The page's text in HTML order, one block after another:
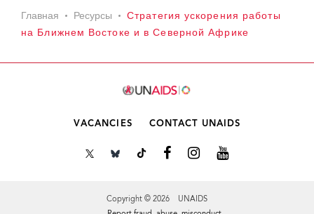
Главная Ресурсы
Стратегия ускорения работы
на Ближнем Востоке и в Северной Африке
VACANCIES CONTACT UNAIDS
Copyright © 2026 UNAIDS